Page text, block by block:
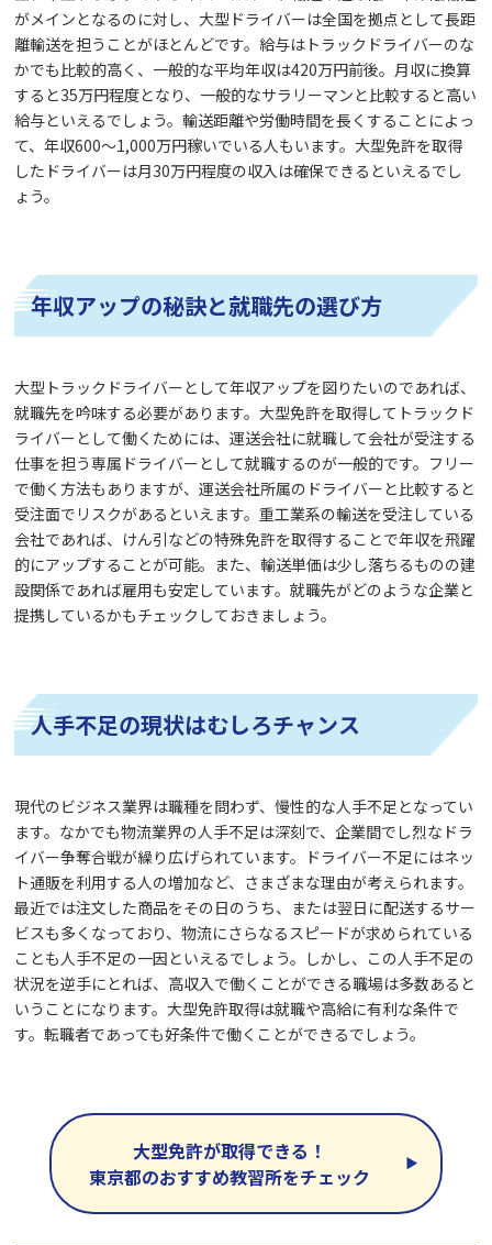
がメインとなるのに対し、大型ドライバーは全国を拠点として長距
離輸送を担うことがほとんどです。給与はトラックドライバーのな
かでも比較的高く、一般的な平均年収は420万円前後。月収に換算
すると35万円程度となり、一般的なサラリーマンと比較すると高い
給与といえるでしょう。輸送距離や労働時間を長くすることによっ
て、年収600～1,000万円稼いでいる人もいます。大型免許を取得
したドライバーは月30万円程度の収入は確保できるといえるでし
ょう。
年収アップの秘訣と就職先の選び方
大型トラックドライバーとして年収アップを図りたいのであれば、
就職先を吟味する必要があります。大型免許を取得してトラックド
ライバーとして働くためには、運送会社に就職して会社が受注する
仕事を担う専属ドライバーとして就職するのが一般的です。フリー
で働く方法もありますが、運送会社所属のドライバーと比較すると
受注面でリスクがあるといえます。重工業系の輸送を受注している
会社であれば、けん引などの特殊免許を取得することで年収を飛躍
的にアップすることが可能。また、輸送単価は少し落ちるものの建
設関係であれば雇用も安定しています。就職先がどのような企業と
提携しているかもチェックしておきましょう。
人手不足の現状はむしろチャンス
現代のビジネス業界は職種を問わず、慢性的な人手不足となってい
ます。なかでも物流業界の人手不足は深刻で、企業間でし烈なドラ
イバー争奪合戦が繰り広げられています。ドライバー不足にはネッ
ト通販を利用する人の増加など、さまざまな理由が考えられます。
最近では注文した商品をその日のうち、または翌日に配送するサー
ビスも多くなっており、物流にさらなるスピードが求められている
ことも人手不足の一因といえるでしょう。しかし、この人手不足の
状況を逆手にとれば、高収入で働くことができる職場は多数あると
いうことになります。大型免許取得は就職や高給に有利な条件で
す。転職者であっても好条件で働くことができるでしょう。
大型免許が取得できる！
東京都のおすすめ教習所をチェック